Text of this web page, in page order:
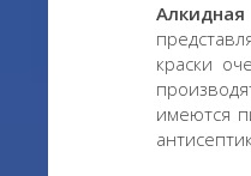
Алкидная
краски
имеются